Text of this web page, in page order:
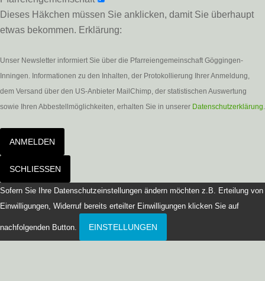
Dieses Häkchen müssen Sie anklicken, damit Sie überhaupt
etwas bekommen. Erklärung:
Unser Newsletter informiert Sie über die Pfarreiengemeinschaft Göggingen-
Inningen. Informationen zu den Inhalten, der Protokollierung Ihrer Anmeldung,
dem Versand über den US-Anbieter MailChimp, der statistischen Auswertung
sowie Ihren Abbestellmöglichkeiten, erhalten Sie in unserer Datenschutzerklärung.
ANMELDEN
SCHLIESSEN
Sofern Sie Ihre Datenschutzeinstellungen ändern möchten z.B. Erteilung von
Einwilligungen, Widerruf bereits erteilter Einwilligungen klicken Sie auf
nachfolgenden Button. EINSTELLUNGEN